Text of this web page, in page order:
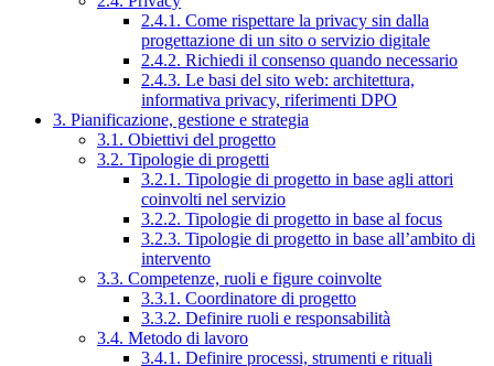
2.4.1. Come rispettare la privacy sin dalla
progettazione di un sito o servizio digitale
2.4.2. Richiedi il consenso quando necessario
2.4.3. Le basi del sito web: architettura,
informativa privacy, riferimenti DPO
3. Pianificazione, gestione e strategia
3.1. Obiettivi del progetto
3.2. Tipologie di progetti
3.2.1. Tipologie di progetto in base agli attori
coinvolti nel servizio
3.2.2. Tipologie di progetto in base al focus
3.2.3. Tipologie di progetto in base all’ambito di
intervento
3.3. Competenze, ruoli e figure coinvolte
3.3.1. Coordinatore di progetto
3.3.2. Definire ruoli e responsabilità
3.4. Metodo di lavoro
3.4.1. Definire processi, strumenti e rituali